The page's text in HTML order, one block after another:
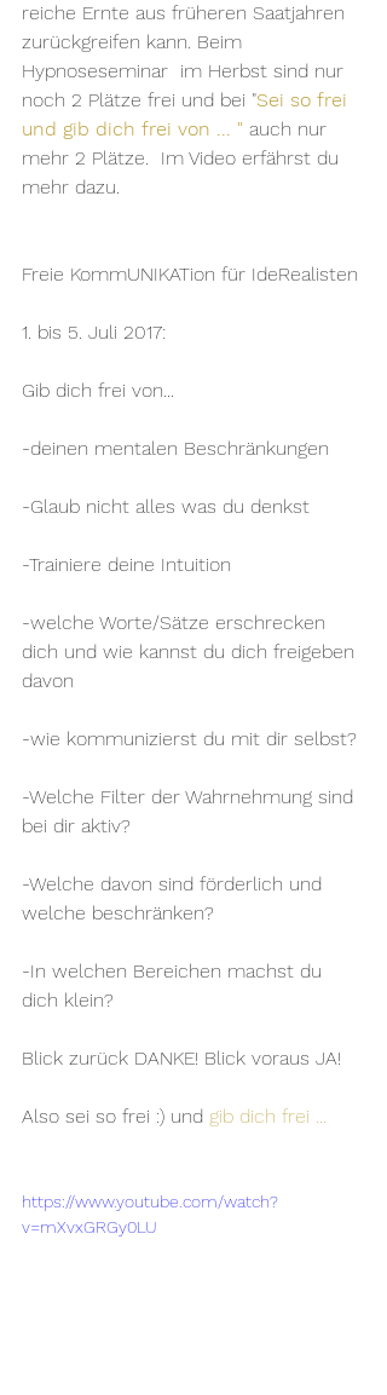
reiche Ernte aus früheren Saatjahren
zurückgreifen kann. Beim
Hypnoseseminar  im Herbst sind nur
noch 2 Plätze frei und bei "Sei so frei
und gib dich frei von ... " auch nur
mehr 2 Plätze.  Im Video erfährst du
mehr dazu.
Freie KommUNIKATion für IdeRealisten
1. bis 5. Juli 2017:
Gib dich frei von...
-deinen mentalen Beschränkungen
-Glaub nicht alles was du denkst
-Trainiere deine Intuition
-welche Worte/Sätze erschrecken
dich und wie kannst du dich freigeben
davon
-wie kommunizierst du mit dir selbst?
-Welche Filter der Wahrnehmung sind
bei dir aktiv?
-Welche davon sind förderlich und
welche beschränken?
-In welchen Bereichen machst du
dich klein?
Blick zurück DANKE! Blick voraus JA!
Also sei so frei :) und gib dich frei ...
https://www.youtube.com/watch?
v=mXvxGRGy0LU